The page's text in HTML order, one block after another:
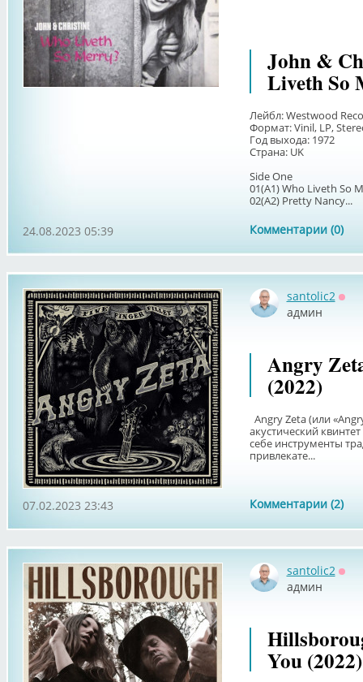
John &
Liveth So
Лейбл: Westwood
Формат: Vinil, LP,
Год выхода: 1972
Страна: UK
Side One
01(А1) Who Liveth So
02(А2) Pretty Nancy...
Комментарии (0)
24.08.2023 05:39
santolic2
админ
Angry
(2022)
Angry Zeta (или
акустический
себе инструменты
привлекате...
Комментарии (2)
07.02.2023 23:43
santolic2
админ
You (2022)